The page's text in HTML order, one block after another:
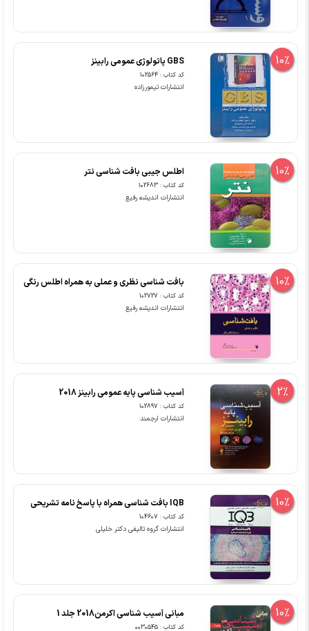
10% GBS پاتولوژی عمومی رابینز
کد کتاب : 102564
انتشارات تیمورزاده
10% اطلس جیبی بافت شناسی نتر
کد کتاب : 102683
انتشارات اندیشه رفیع
10% بافت شناسی نظری و عملی به همراه اطلس رنگی
کد کتاب : 102727
انتشارات اندیشه رفیع
2% آسیب شناسی پایه عمومی رابینز 2018
کد کتاب : 102897
انتشارات ارجمند
10% IQB بافت شناسی همراه با پاسخ نامه تشریحی
کد کتاب : 104607
انتشارات گروه تالیفی دکتر خلیلی
10% مبانی آسیب شناسی اکرمن2018 جلد 1
کد کتاب : 0030545